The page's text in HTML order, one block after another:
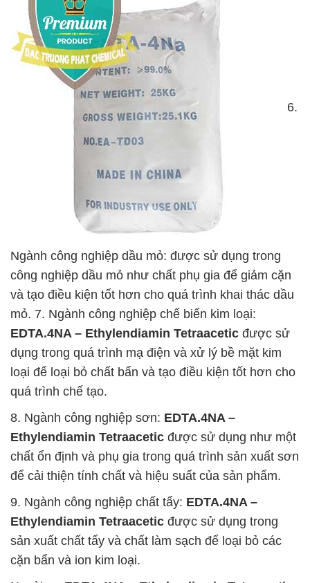
6.
Ngành công nghiệp dầu mỏ: được sử dụng trong
công nghiệp dầu mỏ như chất phụ gia để giảm cặn
và tạo điều kiện tốt hơn cho quá trình khai thác dầu
mỏ. 7. Ngành công nghiệp chế biến kim loại:
EDTA.4NA – Ethylendiamin Tetraacetic được sử
dụng trong quá trình mạ điện và xử lý bề mặt kim
loại để loại bỏ chất bẩn và tạo điều kiện tốt hơn cho
quá trình chế tạo.
8. Ngành công nghiệp sơn: EDTA.4NA –
Ethylendiamin Tetraacetic được sử dụng như một
chất ổn định và phụ gia trong quá trình sản xuất sơn
để cải thiện tính chất và hiệu suất của sản phẩm.
9. Ngành công nghiệp chất tẩy: EDTA.4NA –
Ethylendiamin Tetraacetic được sử dụng trong
sản xuất chất tẩy và chất làm sạch để loại bỏ các
cặn bẩn và ion kim loại.